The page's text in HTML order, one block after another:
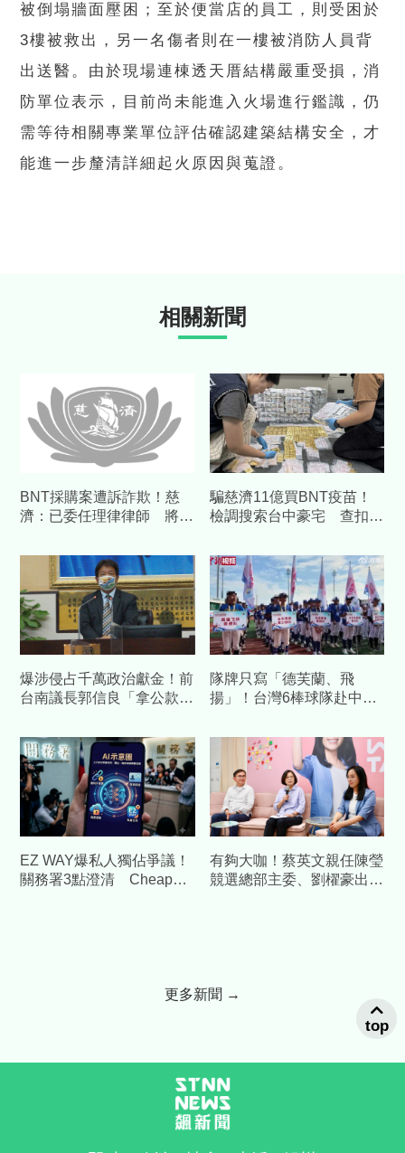
被倒塌牆面壓困；至於便當店的員工，則受困於
3樓被救出，另一名傷者則在一樓被消防人員背
出送醫。由於現場連棟透天厝結構嚴重受損，消
防單位表示，目前尚未能進入火場進行鑑識，仍
需等待相關專業單位評估確認建築結構安全，才
能進一步釐清詳細起火原因與蒐證。
相關新聞
BNT採購案遭訴詐欺！慈
濟：已委任理律律師 將採
騙慈濟11億買BNT疫苗！
檢調搜索台中豪宅 查扣逾
爆涉侵占千萬政治獻金！前
台南議長郭信良「拿公款補
刑
隊牌只寫「德芙蘭、飛
揚」！台灣6棒球隊赴中交
EZ WAY爆私人獨佔爭議！
關務署3點澄清 Cheap重
有夠大咖！蔡英文親任陳瑩
競選總部主委、劉櫂豪出任
更多新聞 →
top